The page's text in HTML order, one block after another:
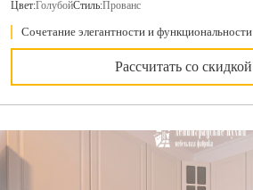
Цвет:ГолубойСтиль:Прованс
Сочетание элегантности и функциональности
Рассчитать со скидкой